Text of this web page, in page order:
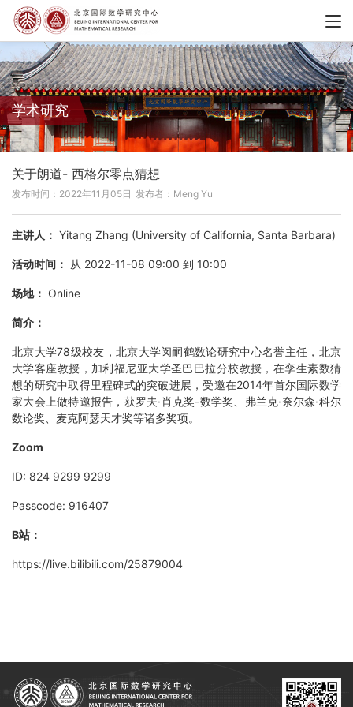
学术研究
关于朗道- 西格尔零点猜想
发布时间：2022年11月05日 发布者：Meng Yu
主讲人： Yitang Zhang (University of California, Santa Barbara)
活动时间： 从 2022-11-08 09:00 到 10:00
场地： Online
简介：
北京大学78级校友，北京大学闵嗣鹤数论研究中心名誉主任，北京
大学客座教授，加利福尼亚大学圣巴巴拉分校教授，在孪生素数猜
想的研究中取得里程碑式的突破进展，受邀在2014年首尔国际数学
家大会上做特邀报告，获罗夫·肖克奖-数学奖、弗兰克·奈尔森·科尔
数论奖、麦克阿瑟天才奖等诸多奖项。
Zoom
ID: 824 9299 9299
Passcode: 916407
B站：
https://live.bilibili.com/25879004